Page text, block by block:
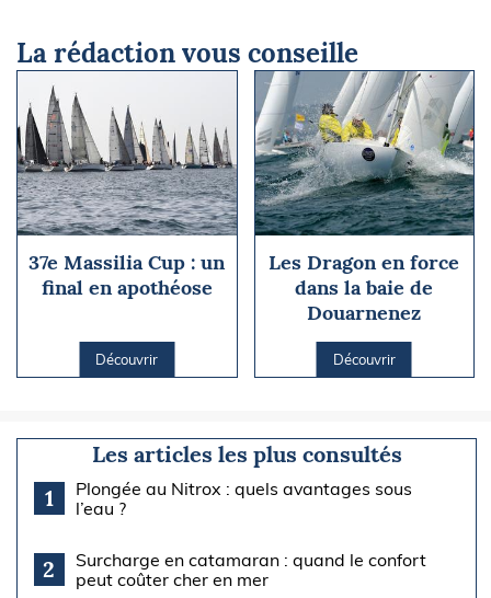
La rédaction vous conseille
37e Massilia Cup : un
final en apothéose
Découvrir
Les Dragon en force
dans la baie de
Douarnenez
Découvrir
Les articles les plus consultés
1
Plongée au Nitrox : quels avantages sous
l’eau ?
2
Surcharge en catamaran : quand le confort
peut coûter cher en mer